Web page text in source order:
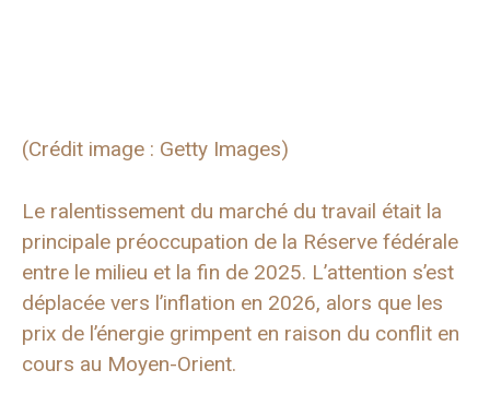
(Crédit image : Getty Images)
Le ralentissement du marché du travail était la
principale préoccupation de la Réserve fédérale
entre le milieu et la fin de 2025. L’attention s’est
déplacée vers l’inflation en 2026, alors que les
prix de l’énergie grimpent en raison du conflit en
cours au Moyen-Orient.